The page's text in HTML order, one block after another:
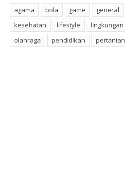
agama bola game general
kesehatan
lifestyle lingkungan
olahraga
pendidikan pertanian